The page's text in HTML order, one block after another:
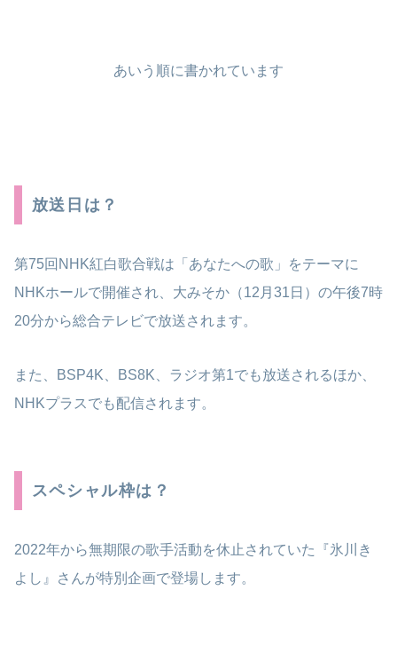
あいう順に書かれています
放送日は？
第75回NHK紅白歌合戦は「あなたへの歌」をテーマに
NHKホールで開催され、大みそか（12月31日）の午後7時
20分から総合テレビで放送されます。
また、BSP4K、BS8K、ラジオ第1でも放送されるほか、
NHKプラスでも配信されます。
スペシャル枠は？
2022年から無期限の歌手活動を休止されていた『氷川き
よし』さんが特別企画で登場します。